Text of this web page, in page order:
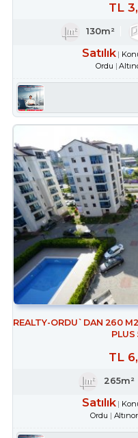
TL
130m²
Satılık
Ordu
REALTY-ORDU`DAN 260
PLUS
TL
265m²
Satılık
Ordu